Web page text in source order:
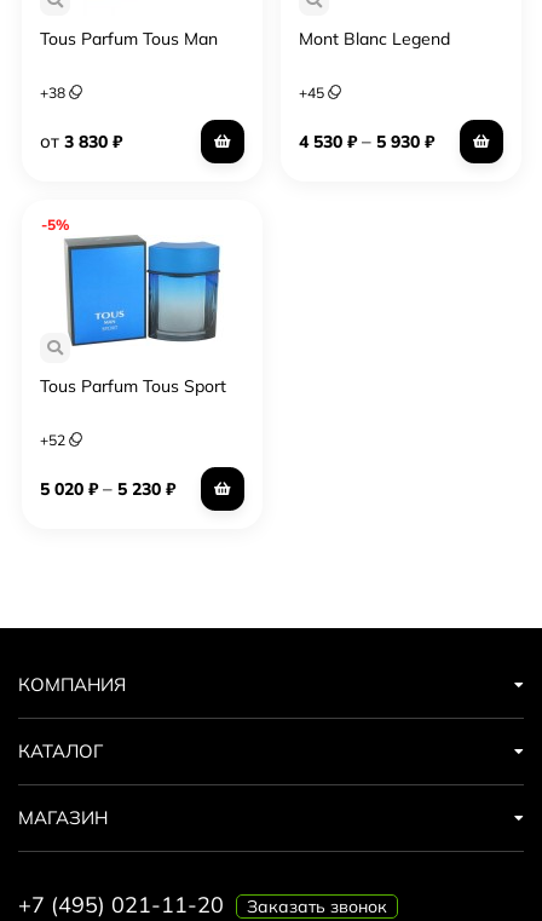
Tous Parfum Tous Man
+38
от 3 830 ₽
Mont Blanc Legend
+45
4 530 ₽– 5 930 ₽
-5%
Tous Parfum Tous Sport
+52
5 020 ₽– 5 230 ₽
КОМПАНИЯ
КАТАЛОГ
МАГАЗИН
+7 (495) 021-11-20 Заказать звонок